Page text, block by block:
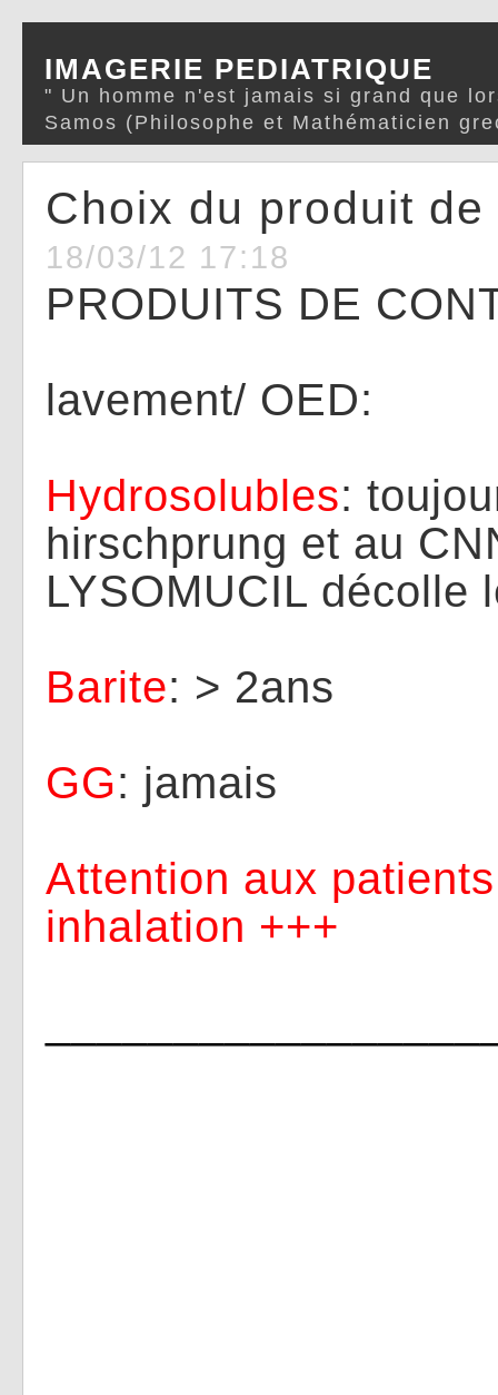
IMAGERIE PEDIATRIQUE
" Un homme n'est jamais si grand que
Samos (Philosophe et Mathématicien
Choix du produit
18/03/12 17:18
PRODUITS DE
lavement/ OED:
Hydrosolubles:
hirschprung et au
LYSOMUCIL décolle
Barite: > 2ans
GG: jamais
Attention aux
inhalation +++